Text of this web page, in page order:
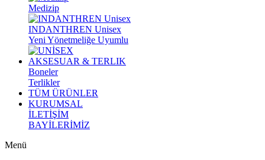
Medizip
INDANTHREN Unisex
Yeni Yönetmeliğe Uyumlu
AKSESUAR & TERLIK
Boneler
Terlikler
TÜM ÜRÜNLER
KURUMSAL
İLETİŞİM
BAYİLERİMİZ
Menü